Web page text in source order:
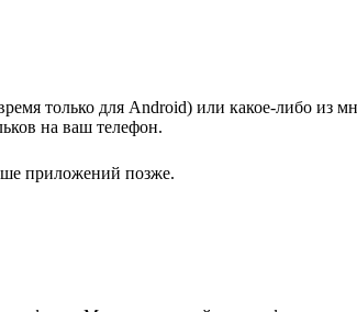
только для Android) или какое-либо из
на ваш телефон.
приложений позже.